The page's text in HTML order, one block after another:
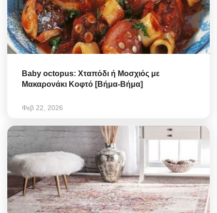
Baby octopus: Χταπόδι ή Μοσχιός με
Μακαρονάκι Κοφτό [Βήμα-Βήμα]
Φεβ 22, 2026